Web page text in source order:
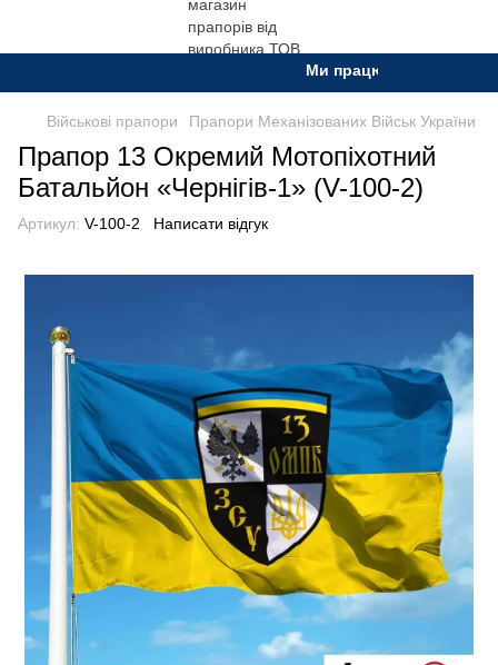
Ми працюємо. Все буде
Військові прапори Прапори Механізованих Військ України
Прапор 13 Окремий Мотопіхотний
Батальйон «Чернігів-1» (V-100-2)
Артикул: V-100-2 Написати відгук